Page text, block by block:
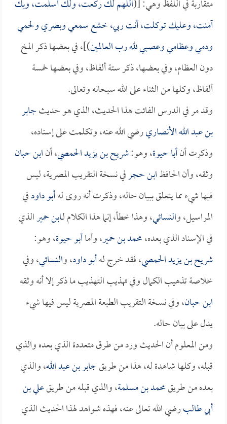
متقاربة في اللفظ وهي: [(اللهم لك ركعت، ولك أسلمت، وبك
آمنت، وعليك توكلت، أنت ربي، خشع سمعي وبصري ولحمي
ودمي وعظامي وعصبي لله رب العالمين)]، في بعضها ذكر المخ
دون العظام، وفي بعضها، ذكر ستة ألفاظ، وفي بعضها خمسة
ألفاظ، وكلها من الثناء على الله سبحانه وتعالى.
وقد مر في الدرس الفائت هذا الحديث، الذي هو حديثجابر
بن عبد الله الأنصاريرضي الله عنه، وتكلمت على إسناده،
وذكرت أنأبا حيوة، وهو:شريح بن يزيد الحمصي، أنابن حبان
وثقه، وأن الحافظابن حجرفي نسخة التقريب المصرية، ليس
فيها شيء مما يتعلق ببيان حاله، وذكرت أنه روى لهأبو داودفي
المراسيل، والنسائي، وهذا خطأ، إنما هذا الكلام لـابن حميرالذي
في الإسناد الذي بعده،محمد بن حمير، وأماأبو حيوة، وهو:
شريح بن يزيد الحمصي، فقد خرج لهأبو داود، والنسائي، وفي
خلاصة تذهيب الكمال وفي تهذيب التهذيب ما ذكر إلا أنه وثقه
ابن حبان، وفي نسخة التقريب الطبعة المصرية ليس فيها شيء
يدل على بيان حاله.
ومن المعلوم أن الحديث ورد من طرق متعددة الذي بعده والذي
قبله، وكلها شاهدة له، هذا من طريقجابر بن عبد الله، والذي
بعده من طريقمحمد بن مسلمة، والذي قبله من طريقعلي بن
أبي طالبرضي الله تعالى عنه، فهذه شواهد لهذا الحديث الذي